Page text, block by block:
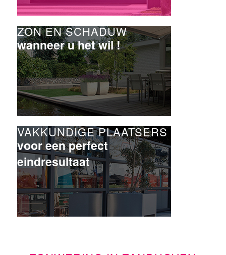
ZON EN SCHADUW
wanneer u het wil !
VAKKUNDIGE PLAATSERS
voor een perfect
eindresultaat